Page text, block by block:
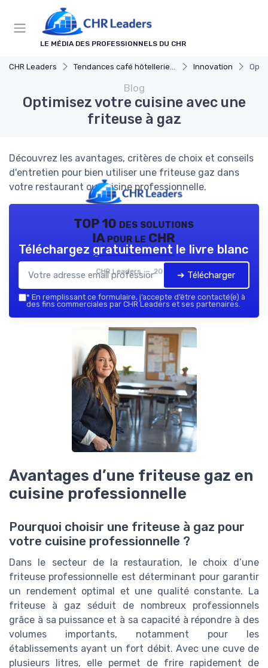
LE MÉDIA DES PROFESSIONNELS DU CHR
CHR Leaders Tendances café hôtellerie et restauration Innovation
Blog
Optimisez votre cuisine avec une
friteuse à gaz
Découvrez les avantages, critères de choix et conseils
d'entretien pour bien utiliser une friteuse gaz dans
votre restaurant ou cuisine professionnelle.
TOP 10 des solutions
IA pour le CHR
CHR Leaders — 2026
Téléchargez gratuitement le livre blanc
➔ Télécharger
* En remplissant ce formulaire, j’accepte d’être contacté(e) à
des fins commerciales par CHR Leaders et ses partenaires.
Avantages d’une friteuse gaz en
cuisine professionnelle
Pourquoi choisir une friteuse à gaz pour
votre cuisine professionnelle ?
Dans le secteur de la restauration, le choix d’une
friteuse professionnelle est déterminant pour garantir
un rendement optimal et une qualité constante. La
friteuse à gaz séduit de nombreux professionnels
grâce à sa puissance et à sa capacité à répondre à des
volumes importants, notamment pour les
établissements ayant un fort débit. Avec une cuve de
plusieurs litres, elle permet de frire rapidement de
Panneau de gestion des cookies